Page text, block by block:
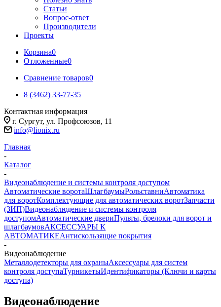
Статьи
Вопрос-ответ
Производители
Проекты
Корзина0
Отложенные0
Сравнение товаров0
8 (3462) 33-77-35
Контактная информация
г. Сургут, ул. Профсоюзов, 11
info@lionix.ru
Главная
-
Каталог
-
Видеонаблюдение и системы контроля доступом
Автоматические воротаШлагбаумыРольставниАвтоматика
для воротКомплектующие для автоматических воротЗапчасти
(ЗИП)Видеонаблюдение и системы контроля
доступомАвтоматические двериПульты, брелоки для ворот и
шлагбаумовАКСЕССУАРЫ К
АВТОМАТИКЕАнтискользящие покрытия
-
Видеонаблюдение
Металлодетекторы для охраныАксессуары для систем
контроля доступаТурникетыИдентификаторы (Ключи и карты
доступа)
Видеонаблюдение